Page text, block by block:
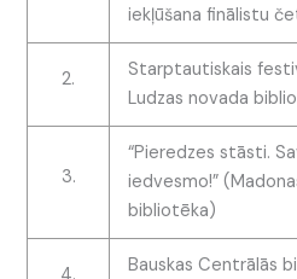
iekļūšana finālistu
2.
Starptautiskais
Ludzas novada
3.
“Pieredzes stāsti.
iedvesmo!”
bibliotēka)
Bauskas Centrālās